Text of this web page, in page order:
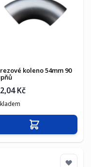
koleno 54mm 90
Kč
Přidat do košíku